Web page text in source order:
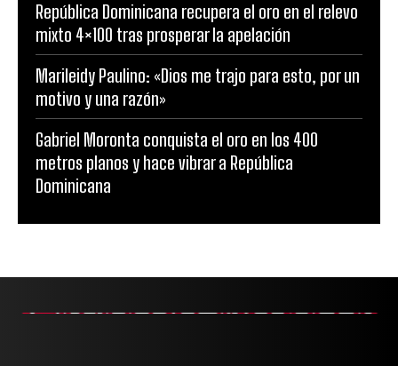
República Dominicana recupera el oro en el relevo
mixto 4×100 tras prosperar la apelación
Marileidy Paulino: «Dios me trajo para esto, por un
motivo y una razón»
Gabriel Moronta conquista el oro en los 400
metros planos y hace vibrar a República
Dominicana